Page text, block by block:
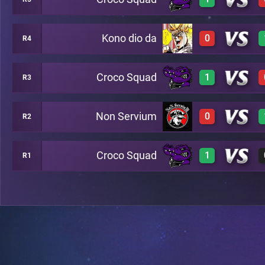
3 A4
2 A2
R4 Kono dio da 0
0 A6
R3 Croco Squad 1
3 A7
R2 Non Servium 0
0 A8
R1 Croco Squad 1